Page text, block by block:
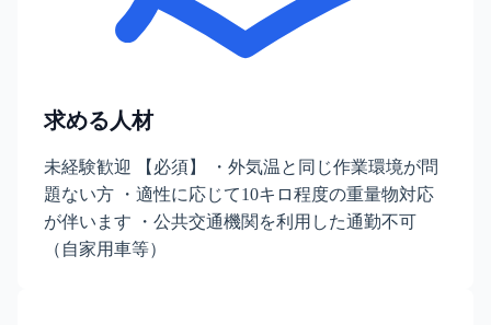
求める人材
未経験歓迎 【必須】 ・外気温と同じ作業環境が問
題ない方 ・適性に応じて10キロ程度の重量物対応
が伴います ・公共交通機関を利用した通勤不可
（自家用車等）